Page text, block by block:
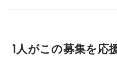
Vue.js等、様々に対応していま
1人がこの募集を応